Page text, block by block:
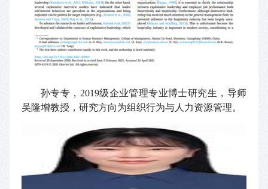
孙专专， 2019级企业管理专业博士研究生，导师
吴隆增教授，研究方向为组织行为与人力资源管理。